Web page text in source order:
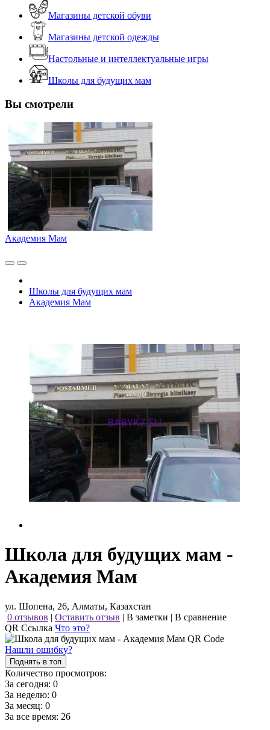
Магазины детской обуви
Магазины детской одежды
Настольные и интеллектуальные игры
Школы для будущих мам
Вы смотрели
Академия Мам
Школы для будущих мам
Академия Мам
Школа для будущих мам -
Академия Мам
ул. Шопена, 26, Алматы, Казахстан
0 отзывов | Оставить отзыв | В заметки | В сравнение
QR Ссылка Что это?
Нашли ошибку?
Поднять в топ
Количество просмотров:
За сегодня: 0
За неделю: 0
За месяц: 0
За все время: 26